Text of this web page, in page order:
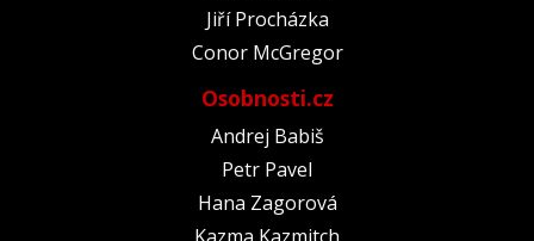
Jiří Procházka
Conor McGregor
Osobnosti.cz
Andrej Babiš
Petr Pavel
Hana Zagorová